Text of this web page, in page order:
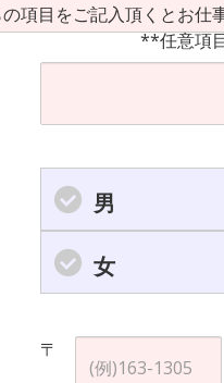
項目をご記入頂くとお仕
**任意項
男
女
〒